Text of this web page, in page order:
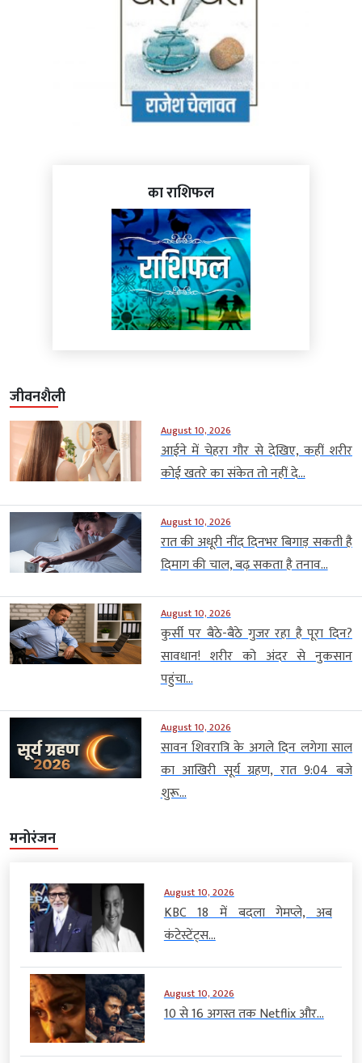
का राशिफल
जीवनशैली
August 10, 2026
आईने में चेहरा गौर से देखिए, कहीं शरीर
कोई खतरे का संकेत तो नहीं दे...
August 10, 2026
रात की अधूरी नींद दिनभर बिगाड़ सकती है
दिमाग की चाल, बढ़ सकता है तनाव...
August 10, 2026
कुर्सी पर बैठे-बैठे गुजर रहा है पूरा दिन?
सावधान! शरीर को अंदर से नुकसान
पहुंचा...
August 10, 2026
सावन शिवरात्रि के अगले दिन लगेगा साल
का आखिरी सूर्य ग्रहण, रात 9:04 बजे
शुरू...
मनोरंजन
August 10, 2026
KBC 18 में बदला गेमप्ले, अब
कंटेस्टेंट्स...
August 10, 2026
10 से 16 अगस्त तक Netflix और...